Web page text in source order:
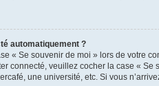
automatiquement ?
« Se souvenir de moi » lors de votre
connecté, veuillez cocher la case «
une université, etc. Si vous